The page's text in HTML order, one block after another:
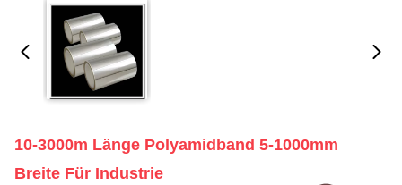
10-3000m Länge Polyamidband 5-1000mm
Breite Für Industrie